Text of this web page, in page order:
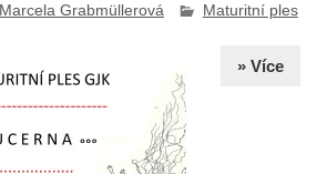
Marcela Grabmüllerová Maturitní ples
» Více